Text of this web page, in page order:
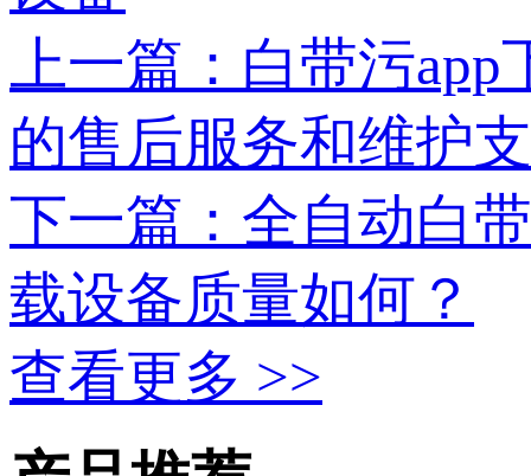
上一篇：白带
的售后服务和维护
下一篇：全自动
载设备质量如何？
查看更多 >>